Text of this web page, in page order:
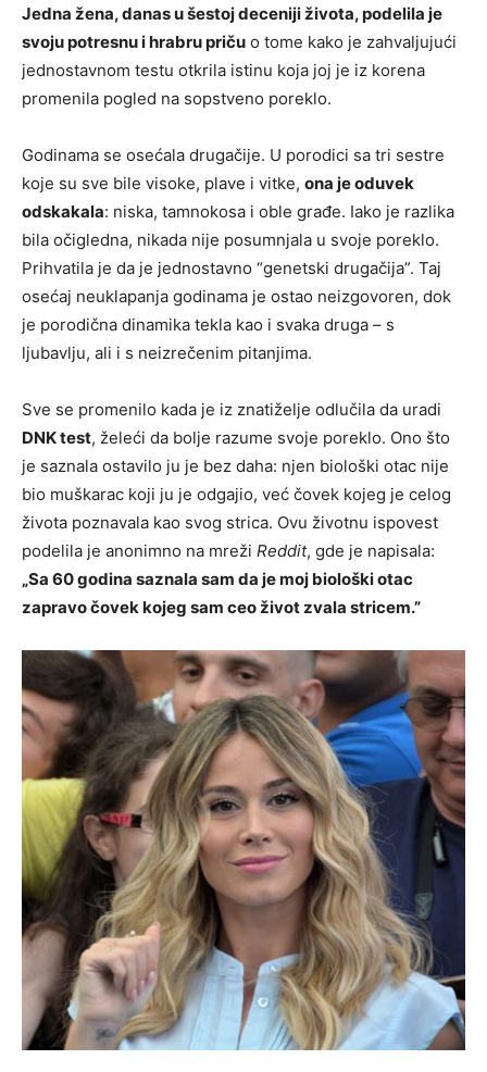
Jedna žena, danas u šestoj deceniji života, podelila je
svoju potresnu i hrabru priču o tome kako je zahvaljujući
jednostavnom testu otkrila istinu koja joj je iz korena
promenila pogled na sopstveno poreklo.
Godinama se osećala drugačije. U porodici sa tri sestre
koje su sve bile visoke, plave i vitke, ona je oduvek
odskakala: niska, tamnokosa i oble građe. Iako je razlika
bila očigledna, nikada nije posumnjala u svoje poreklo.
Prihvatila je da je jednostavno “genetski drugačija”. Taj
osećaj neuklapanja godinama je ostao neizgovoren, dok
je porodična dinamika tekla kao i svaka druga – s
ljubavlju, ali i s neizrečenim pitanjima.
Sve se promenilo kada je iz znatiželje odlučila da uradi
DNK test, želeći da bolje razume svoje poreklo. Ono što
je saznala ostavilo ju je bez daha: njen biološki otac nije
bio muškarac koji ju je odgajio, već čovek kojeg je celog
života poznavala kao svog strica. Ovu životnu ispovest
podelila je anonimno na mreži Reddit, gde je napisala:
„Sa 60 godina saznala sam da je moj biološki otac
zapravo čovek kojeg sam ceo život zvala stricem.”